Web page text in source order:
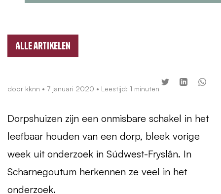
Alle artikelen
door kknn • 7 januari 2020 • Leestijd: 1 minuten
Dorpshuizen zijn een onmisbare schakel in het
leefbaar houden van een dorp, bleek vorige
week uit onderzoek in Súdwest-Fryslân. In
Scharnegoutum herkennen ze veel in het
onderzoek.